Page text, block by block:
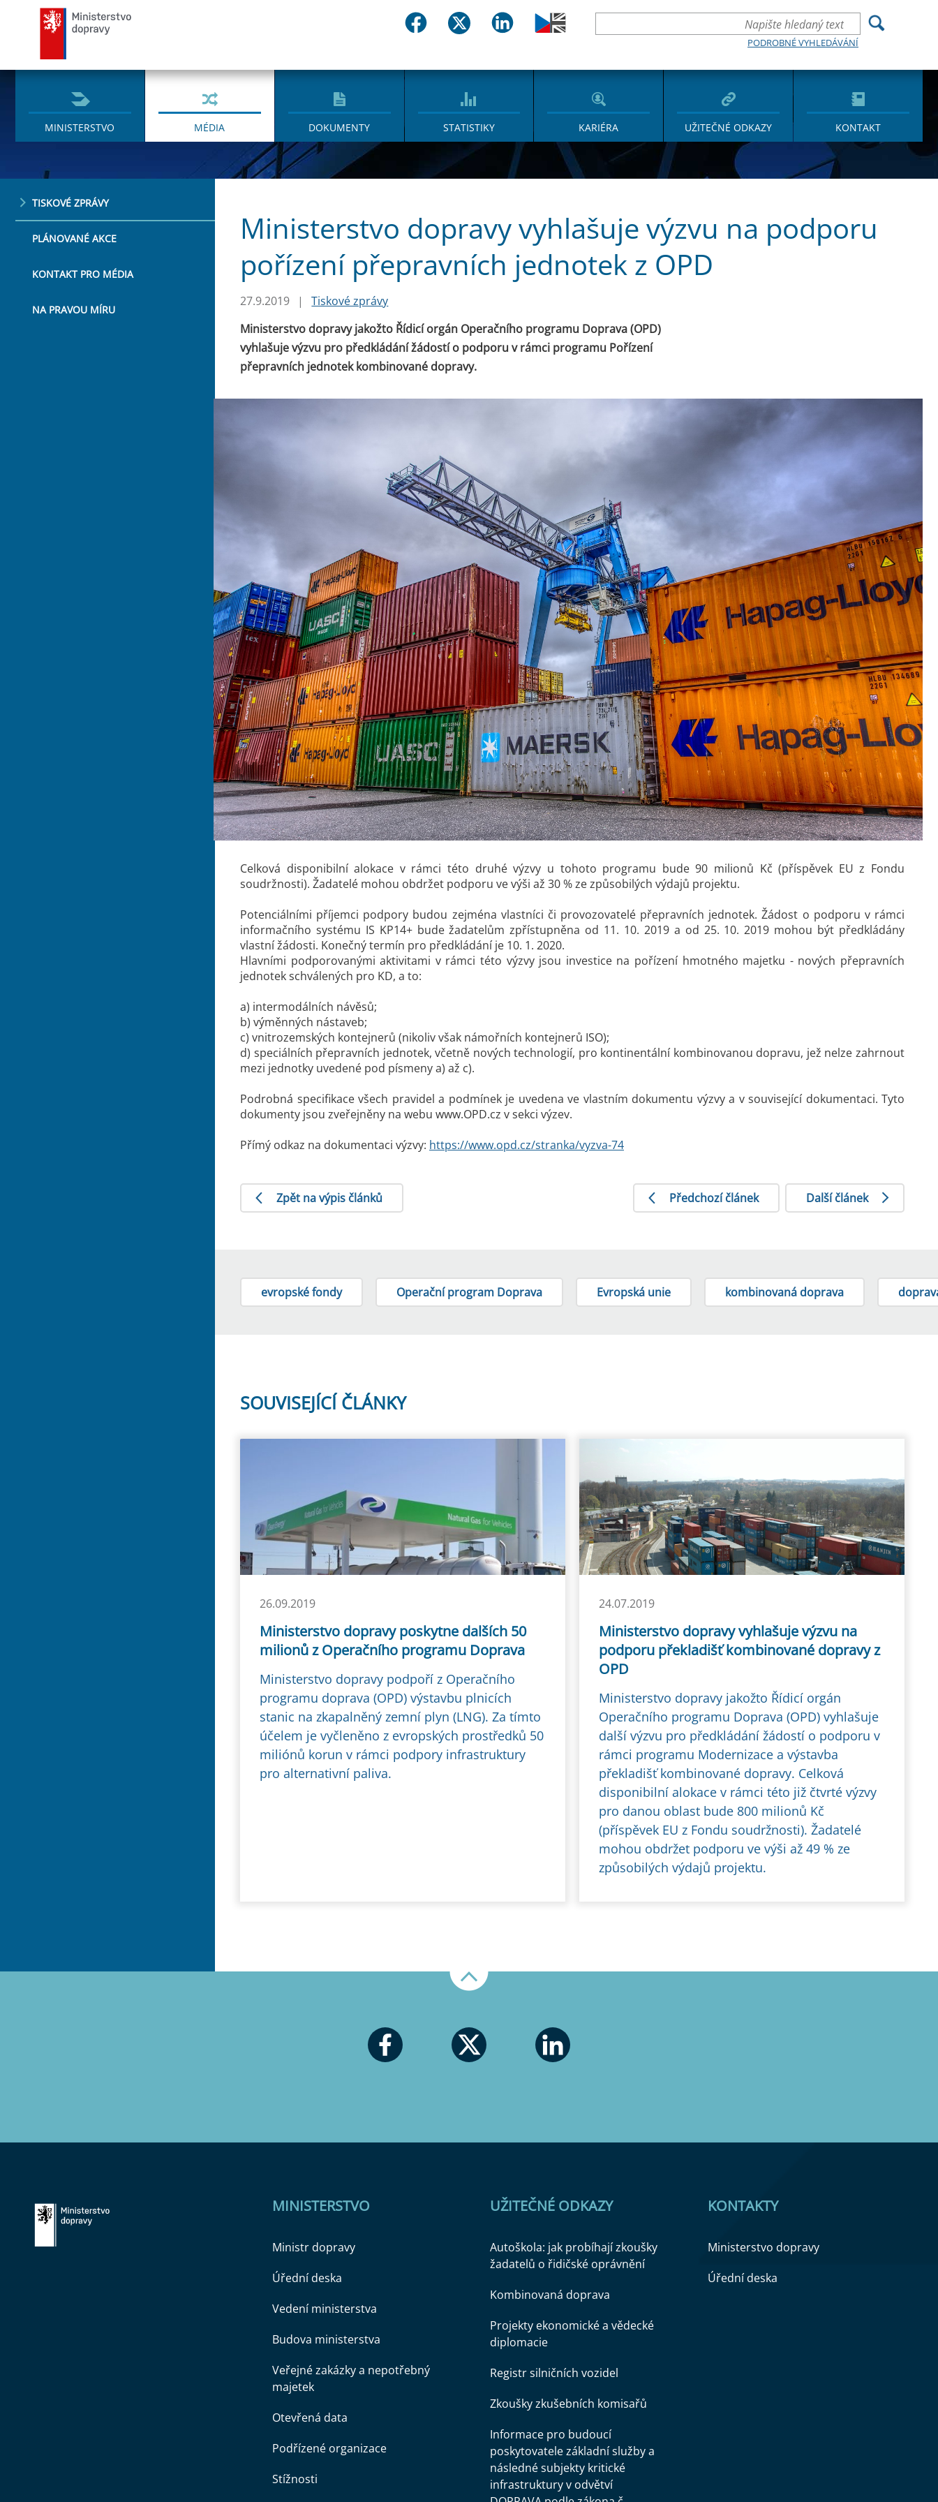
PODROBNÉ VYHLEDÁVÁNÍ
MINISTERSTVO MÉDIA DOKUMENTY STATISTIKY KARIÉRA UŽITEČNÉ ODKAZY KONTAKT
TISKOVÉ ZPRÁVY
PLÁNOVANÉ AKCE
KONTAKT PRO MÉDIA
NA PRAVOU MÍRU
Ministerstvo dopravy vyhlašuje výzvu na podporu
pořízení přepravních jednotek z OPD
27.9.2019 |
Tiskové zprávy
Ministerstvo dopravy jakožto Řídicí orgán Operačního programu Doprava (OPD)
vyhlašuje výzvu pro předkládání žádostí o podporu v rámci programu Pořízení
přepravních jednotek kombinované dopravy.
Celková disponibilní alokace v rámci této druhé výzvy u tohoto programu bude 90 milionů Kč (příspěvek EU z Fondu
soudržnosti). Žadatelé mohou obdržet podporu ve výši až 30 % ze způsobilých výdajů projektu.
Potenciálními příjemci podpory budou zejména vlastníci či provozovatelé přepravních jednotek. Žádost o podporu v rámci
informačního systému IS KP14+ bude žadatelům zpřístupněna od 11. 10. 2019 a od 25. 10. 2019 mohou být předkládány
vlastní žádosti. Konečný termín pro předkládání je 10. 1. 2020.
Hlavními podporovanými aktivitami v rámci této výzvy jsou investice na pořízení hmotného majetku - nových přepravních
jednotek schválených pro KD, a to:
a) intermodálních návěsů;
b) výměnných nástaveb;
c) vnitrozemských kontejnerů (nikoliv však námořních kontejnerů ISO);
d) speciálních přepravních jednotek, včetně nových technologií, pro kontinentální kombinovanou dopravu, jež nelze zahrnout
mezi jednotky uvedené pod písmeny a) až c).
Podrobná specifikace všech pravidel a podmínek je uvedena ve vlastním dokumentu výzvy a v související dokumentaci. Tyto
dokumenty jsou zveřejněny na webu www.OPD.cz v sekci výzev.
Přímý odkaz na dokumentaci výzvy: https://www.opd.cz/stranka/vyzva-74
Zpět na výpis článků Předchozí článek Další článek
evropské fondy Operační program Doprava Evropská unie kombinovaná doprava
SOUVISEJÍCÍ ČLÁNKY
26.09.2019
Ministerstvo dopravy poskytne dalších 50
milionů z Operačního programu Doprava
Ministerstvo dopravy podpoří z Operačního
programu doprava (OPD) výstavbu plnicích
stanic na zkapalněný zemní plyn (LNG). Za tímto
účelem je vyčleněno z evropských prostředků 50
miliónů korun v rámci podpory infrastruktury
pro alternativní paliva.
24.07.2019
Ministerstvo dopravy vyhlašuje výzvu na
podporu překladišť kombinované dopravy z
OPD
Ministerstvo dopravy jakožto Řídicí orgán
Operačního programu Doprava (OPD) vyhlašuje
další výzvu pro předkládání žádostí o podporu v
rámci programu Modernizace a výstavba
překladišť kombinované dopravy. Celková
disponibilní alokace v rámci této již čtvrté výzvy
pro danou oblast bude 800 milionů Kč
(příspěvek EU z Fondu soudržnosti). Žadatelé
mohou obdržet podporu ve výši až 49 % ze
způsobilých výdajů projektu.
MINISTERSTVO
Ministr dopravy
Úřední deska
Vedení ministerstva
Budova ministerstva
Veřejné zakázky a nepotřebný
majetek
Otevřená data
Podřízené organizace
Stížnosti
UŽITEČNÉ ODKAZY
Autoškola: jak probíhají zkoušky
žadatelů o řidičské oprávnění
Kombinovaná doprava
Projekty ekonomické a vědecké
diplomacie
Registr silničních vozidel
Zkoušky zkušebních komisařů
Informace pro budoucí
poskytovatele základní služby a
následné subjekty kritické
infrastruktury v odvětví
KONTAKTY
Ministerstvo dopravy
Úřední deska